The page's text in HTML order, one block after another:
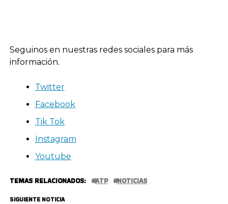
Seguinos en nuestras redes sociales para más
información.
Twitter
Facebook
Tik Tok
Instagram
Youtube
TEMAS RELACIONADOS: ATP NOTICIAS
SIGUIENTE NOTICIA